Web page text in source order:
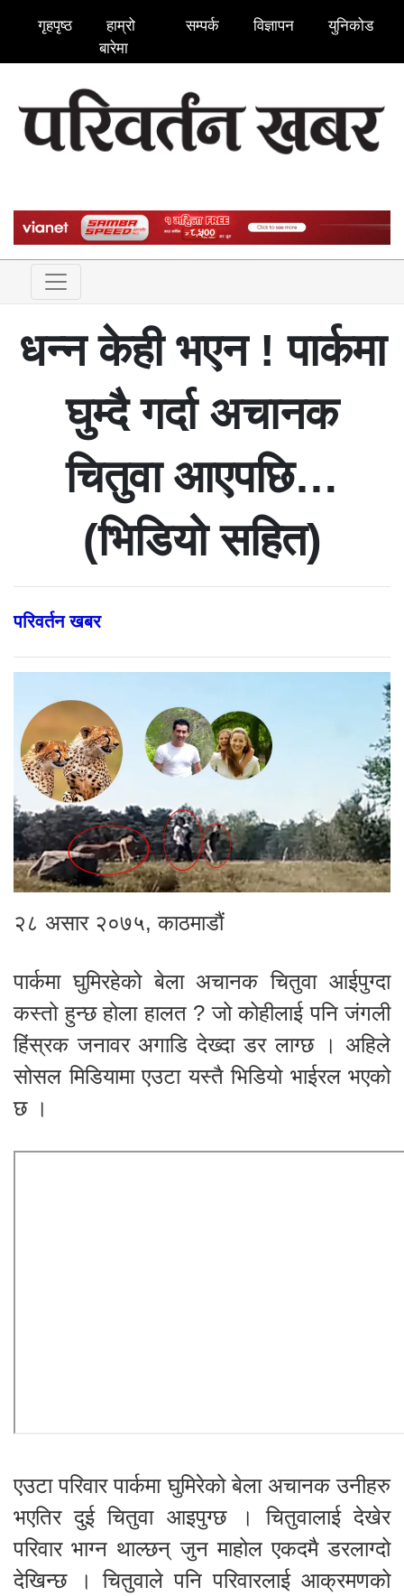
गृहपृष्ठ
हाम्रो
बारेमा
सम्पर्क विज्ञापन युनिकोड
धन्न केही भएन ! पार्कमा
घुम्दै गर्दा अचानक
चितुवा आएपछि…
(भिडियो सहित)
परिवर्तन खबर
२८ असार २०७५, काठमाडौं
पार्कमा घुमिरहेको बेला अचानक चितुवा आईपुग्दा
कस्तो हुन्छ होला हालत ? जो कोहीलाई पनि जंगली
हिंस्रक जनावर अगाडि देख्दा डर लाग्छ । अहिले
सोसल मिडियामा एउटा यस्तै भिडियो भाईरल भएको
छ ।
एउटा परिवार पार्कमा घुमिरेको बेला अचानक उनीहरु
भएतिर दुई चितुवा आइपुग्छ । चितुवालाई देखेर
परिवार भाग्न थाल्छन् जुन माहोल एकदमै डरलाग्दो
देखिन्छ । चितुवाले पनि परिवारलाई आक्रमणको